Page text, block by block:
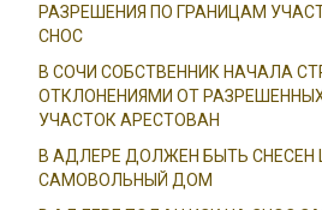
РАЗРЕШЕНИЯ ПО ГРАНИЦАМ
СНОС
В СОЧИ СОБСТВЕННИК НАЧАЛА
ОТКЛОНЕНИЯМИ ОТ
УЧАСТОК АРЕСТОВАН
В АДЛЕРЕ ДОЛЖЕН БЫТЬ
САМОВОЛЬНЫЙ ДОМ